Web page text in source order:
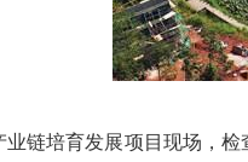
培育发展项目现场，检